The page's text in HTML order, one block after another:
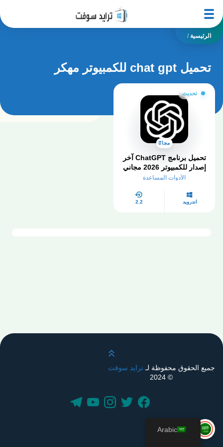
الرئيسية /
تحميل chat gpt للكمبيوتر مهكر
تحديث
مجانًا
تحميل برنامج ChatGPT آخر
إصدار للكمبيوتر 2026 مجاني
بالكامل
الأدوات المساعدة
أندرويد 2.2
قم بالتمرير لأعلى
جميع الحقوق محفوظة لـترايد سوفت
© 2024
Arabic